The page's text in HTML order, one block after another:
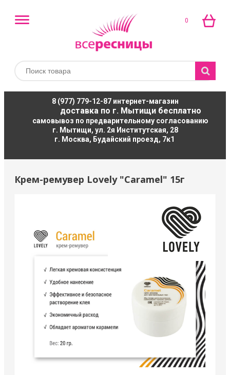
0
8 (977) 779-12-87интернет-магазин
доставка по г. Мытищи бесплатно
самовывоз по предварительному согласованию
г. Мытищи, ул. 2я Институтская, 28
г. Москва, Будайский проезд, 7к1
Крем-ремувер Lovely "Caramel" 15г